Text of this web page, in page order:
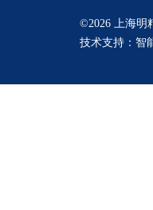
©2026 上海明
技术支持： 智